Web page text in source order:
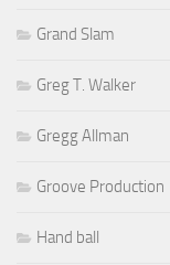
Grand Slam
Greg T. Walker
Gregg Allman
Groove Production
Hand ball